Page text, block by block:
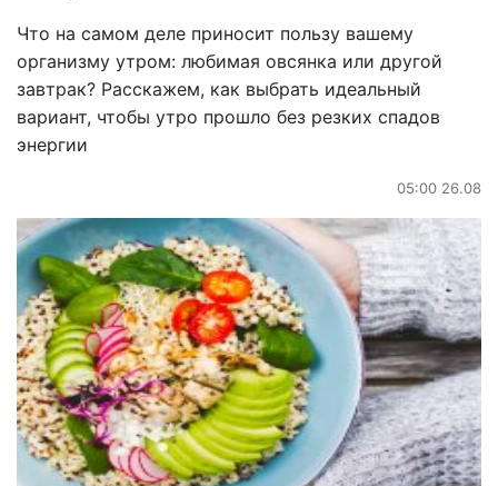
Что на самом деле приносит пользу вашему
организму утром: любимая овсянка или другой
завтрак? Расскажем, как выбрать идеальный
вариант, чтобы утро прошло без резких спадов
энергии
05:00 26.08